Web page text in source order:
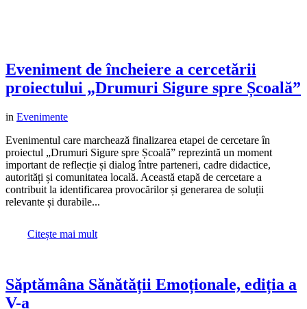
Eveniment de încheiere a cercetării
proiectului „Drumuri Sigure spre Școală”
in Evenimente
Evenimentul care marchează finalizarea etapei de cercetare în
proiectul „Drumuri Sigure spre Școală” reprezintă un moment
important de reflecție și dialog între parteneri, cadre didactice,
autorități și comunitatea locală. Această etapă de cercetare a
contribuit la identificarea provocărilor și generarea de soluții
relevante și durabile...
Citește mai mult
Săptămâna Sănătății Emoționale, ediția a
V-a